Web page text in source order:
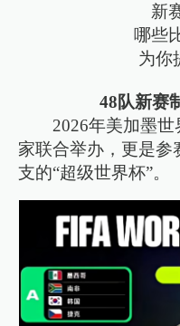
新
哪些
为你
48队新赛
2026年美加墨
家联合举办，更是参
支的“超级世界杯”。